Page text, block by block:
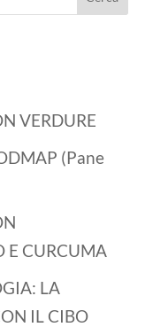
VERDURE
(Pane
E CURCUMA
LA
IL CIBO